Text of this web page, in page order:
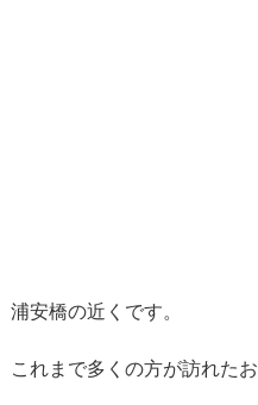
浦安橋の近くです。
これまで多くの方が訪れた